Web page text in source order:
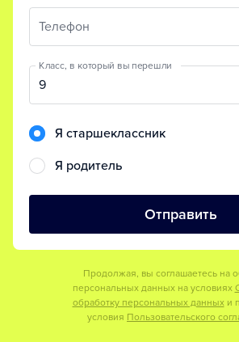
Телефон
Класс, в который вы перешли
9
Я старшеклассник
Я родитель
Отправить
Продолжая, вы соглашаетесь на
персональных данных на условиях
обработку персональных данных и
условия Пользовательского